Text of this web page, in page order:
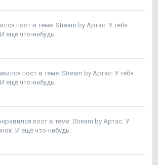
пост в теме: Stream by Артас. У тебя
ещё что-нибудь.
пост в теме: Stream by Артас. У тебя
ещё что-нибудь.
пост в теме: Stream by Артас. У
И ещё что-нибудь.